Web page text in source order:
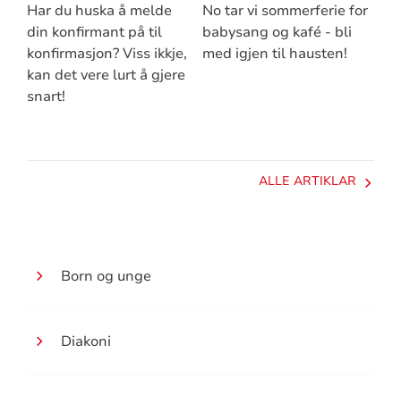
Har du huska å melde
din konfirmant på til
konfirmasjon? Viss ikkje,
kan det vere lurt å gjere
snart!
No tar vi sommerferie for
babysang og kafé - bli
med igjen til hausten!
ALLE ARTIKLAR
Born og unge
Diakoni